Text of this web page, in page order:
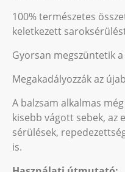
100% természetes
keletkezett
Gyorsan megszüntetik
Megakadályozzák az
A balzsam alkalmas
kisebb vágott sebek, az
sérülések,
is.